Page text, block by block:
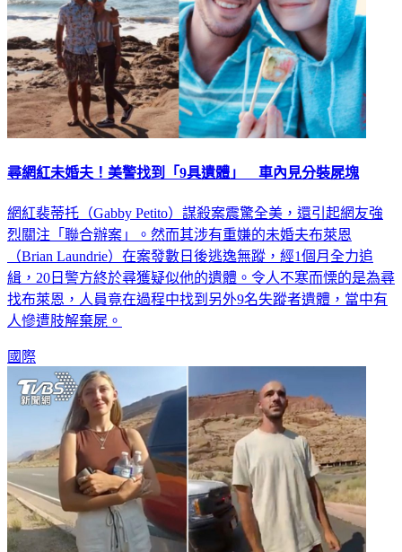
尋網紅未婚夫！美警找到「9具遺體」 車內見分裝屍塊
網紅裴蒂托（Gabby Petito）謀殺案震驚全美，還引起網友強
烈關注「聯合辦案」。然而其涉有重嫌的未婚夫布萊恩
（Brian Laundrie）在案發數日後逃逸無蹤，經1個月全力追
緝，20日警方終於尋獲疑似他的遺體。令人不寒而慄的是為尋
找布萊恩，人員竟在過程中找到另外9名失蹤者遺體，當中有
人慘遭肢解棄屍。
國際